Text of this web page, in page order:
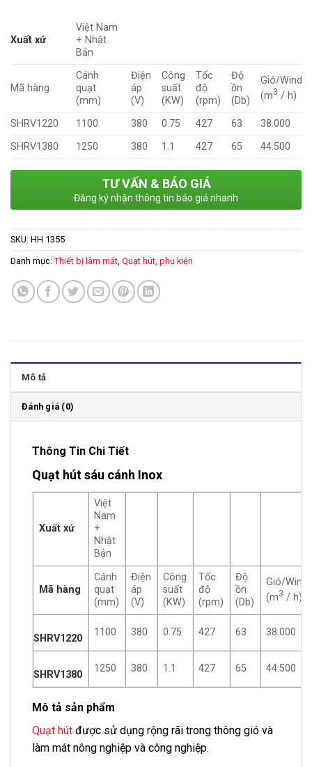
Xuất xứ
Việt Nam
+ Nhật
Bản
Mã hàng
Cánh
quạt
(mm)
Điện
áp
(V)
Công
suất
(KW)
Tốc
độ
(rpm)
Độ
ồn
(Db)
Gió/Wind
(m3 / h)
SHRV1220 1100 380 0.75 427 63
38.000
SHRV1380
1250 380 1.1 427 65 44.500
TƯ VẤN & BÁO GIÁ
Đăng ký nhận thông tin báo giá nhanh
SKU: HH 1355
Danh mục: Thiết bị làm mát Quạt hút, phụ kiện
Mô tả
Đánh giá (0)
Thông Tin Chi Tiết
Quạt hút sáu cánh Inox
Xuất xứ
Việt
Nam
+
Nhật
Bản
Mã hàng
Cánh
quạt
(mm)
Điện
áp
(V)
Công
suất
(KW)
Tốc
độ
(rpm)
Độ
ồn
(Db)
Gió/Wind
(m3 / h)
SHRV1220
1100 380 0.75 427 63 38.000
SHRV1380
1250 380 1.1 427 65 44.500
Mô tả sản phẩm
Quạt hút được sử dụng rộng rãi trong thông gió và
làm mát nông nghiệp và công nghiệp.